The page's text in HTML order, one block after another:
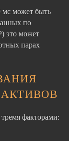
мс может быть
по
это может
парах
факторами: